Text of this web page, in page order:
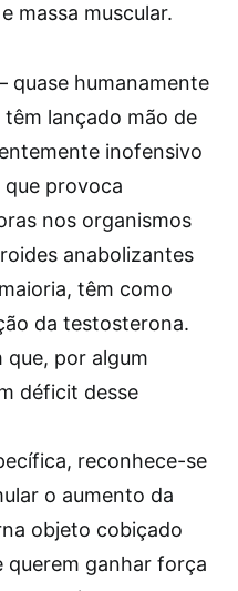
massa muscular.
quase humanamente
lançado mão de
inofensivo
provoca
nos organismos
anabolizantes
têm como
da testosterona.
que, por algum
déficit desse
reconhece-se
o aumento da
objeto cobiçado
querem ganhar força